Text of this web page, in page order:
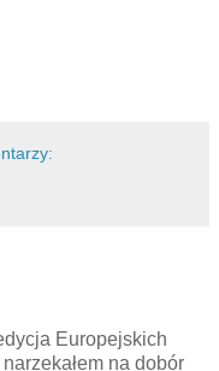
Europejskich
na dobór